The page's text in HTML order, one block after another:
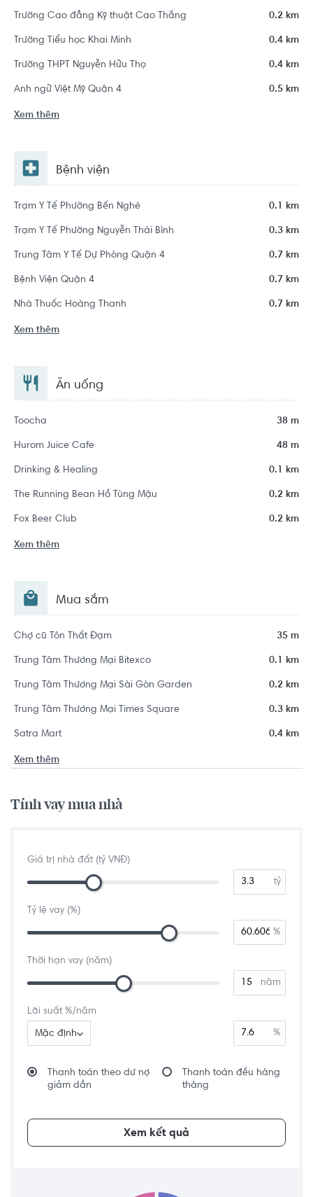
Trường Cao đẳng Kỹ thuật Cao Thắng 0.2 km
Trường Tiểu học Khai Minh 0.4 km
Trường THPT Nguyễn Hữu Thọ 0.4 km
Anh ngữ Việt Mỹ Quận 4 0.5 km
Xem thêm
Bệnh viện
Trạm Y Tế Phường Bến Nghé 0.1 km
Trạm Y Tế Phường Nguyễn Thái Bình 0.3 km
Trung Tâm Y Tế Dự Phòng Quận 4 0.7 km
Bệnh Viện Quận 4 0.7 km
Nhà Thuốc Hoàng Thanh 0.7 km
Xem thêm
Ăn uống
Toocha 38 m
Hurom Juice Cafe 48 m
Drinking & Healing 0.1 km
The Running Bean Hồ Tùng Mậu 0.2 km
Fox Beer Club 0.2 km
Xem thêm
Mua sắm
Chợ cũ Tôn Thất Đạm 35 m
Trung Tâm Thương Mại Bitexco 0.1 km
Trung Tâm Thương Mại Sài Gòn Garden 0.2 km
Trung Tâm Thương Mại Times Square 0.3 km
Satra Mart 0.4 km
Xem thêm
Tính vay mua nhà
Giá trị nhà đất (tỷ VNĐ)
tỷ
Tỷ lệ vay (%)
%
Thời hạn vay (năm)
năm
Lãi suất %/năm
Mặc định %
Thanh toán theo dư nợ
giảm dần
Thanh toán đều hàng
tháng
Xem kết quả